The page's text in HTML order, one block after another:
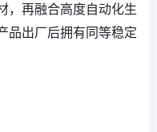
，再融合高度自动化生
品出厂后拥有同等稳定